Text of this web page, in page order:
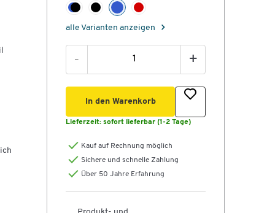
alle Varianten anzeigen
- +
In den Warenkorb
Lieferzeit: sofort lieferbar (1-2 Tage)
Kauf auf Rechnung möglich
Sichere und schnelle Zahlung
Über 50 Jahre Erfahrung